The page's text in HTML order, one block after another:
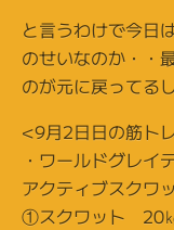
と言うわけで今日
のせいなのか・・
のが元に戻ってる
<9月2日日の筋ト
・ワールドグレイ
アクティブスクワ
①スクワット 20